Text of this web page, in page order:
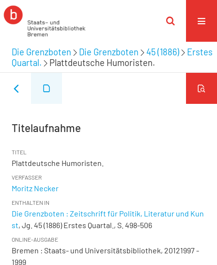
Die Grenzboten Die Grenzboten 45 (1886)
Erstes
Quartal.
Plattdeutsche Humoristen.
Titelaufnahme
TITEL
Plattdeutsche Humoristen.
VERFASSER
Moritz Necker
ENTHALTEN IN
Die Grenzboten : Zeitschrift für Politik, Literatur und Kun
st, Jg. 45 (1886) Erstes Quartal., S. 498-506
ONLINE-AUSGABE
Bremen : Staats- und Universitätsbibliothek, 20121997 -
1999